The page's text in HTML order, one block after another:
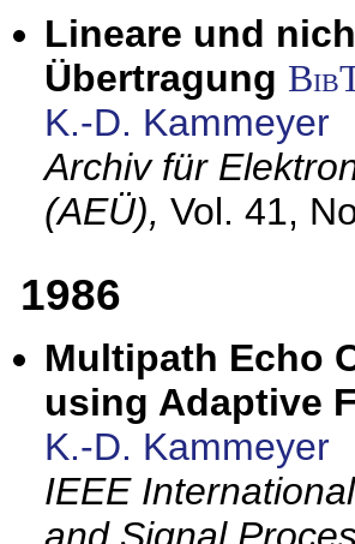
Lineare und
Übertragung
K.-D. Kammeyer
Archiv für
(AEÜ), Vol. 41,
1986
Multipath Echo
using Adaptive
K.-D. Kammeyer
IEEE